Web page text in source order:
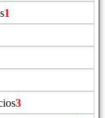
1
3